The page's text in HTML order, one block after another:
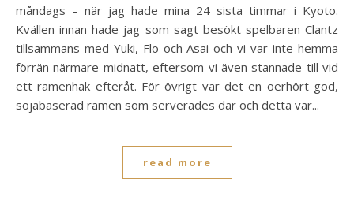
måndags – när jag hade mina 24 sista timmar i Kyoto.
Kvällen innan hade jag som sagt besökt spelbaren Clantz
tillsammans med Yuki, Flo och Asai och vi var inte hemma
förrän närmare midnatt, eftersom vi även stannade till vid
ett ramenhak efteråt. För övrigt var det en oerhört god,
sojabaserad ramen som serverades där och detta var...
read more